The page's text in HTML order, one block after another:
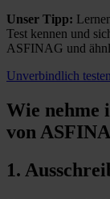
Unser Tipp:
Test kennen und
ASFINAG und
Unverbindlich testen
Wie nehme
von
1.